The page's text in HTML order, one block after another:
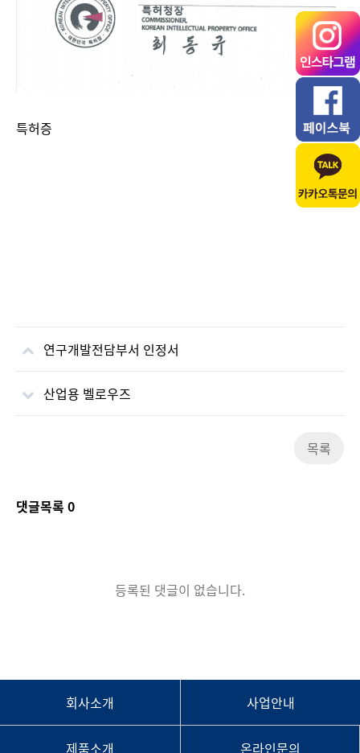
특허증
연구개발전담부서 인정서
산업용 벨로우즈
목록
댓글목록 0
등록된 댓글이 없습니다.
회사소개 사업안내
제품소개 온라인문의